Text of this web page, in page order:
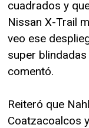
cuadrados y
Nissan X-Trail
veo ese
super
comentó.
Reiteró que
Coatzacoalcos